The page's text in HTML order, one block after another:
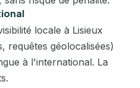
locale à Lisieux
requêtes géolocalisées)
à l'international. La